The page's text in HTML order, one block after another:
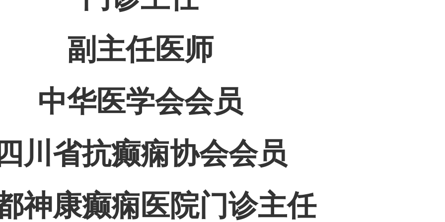
副主任医师
中华医学会会员
川省抗癫痫协会会员
神康癫痫医院门诊主任